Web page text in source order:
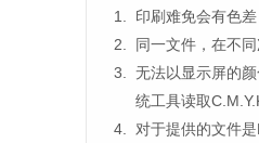
1.
印刷难免会有色
2.
同一文件，在不
3. 无法以显示屏的
统工具读取
4. 对于提供的文件